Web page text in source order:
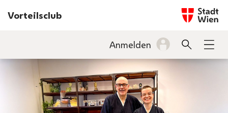
Vorteilsclub Startseite
Anmelden
Suche